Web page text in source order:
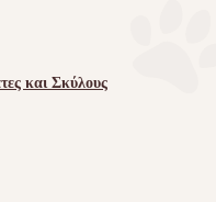
και Σκύλους